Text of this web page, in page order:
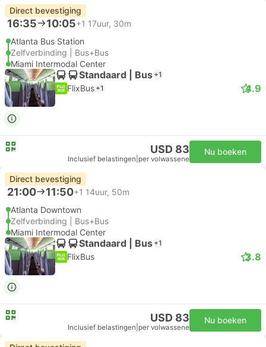
Direct bevestiging
16:35 10:05+1 17uur, 30m
Atlanta Bus Station
Zelfverbinding | Bus+Bus
Miami Intermodal Center
Standaard | Bus +1
FlixBus +1 4.9
USD 83
Inclusief belastingen per volwassene
Nu boeken
Direct bevestiging
21:00 11:50+1 14uur, 50m
Atlanta Downtown
Zelfverbinding | Bus+Bus
Miami Intermodal Center
Standaard | Bus +1
FlixBus 3.8
USD 83
Inclusief belastingen per volwassene
Nu boeken